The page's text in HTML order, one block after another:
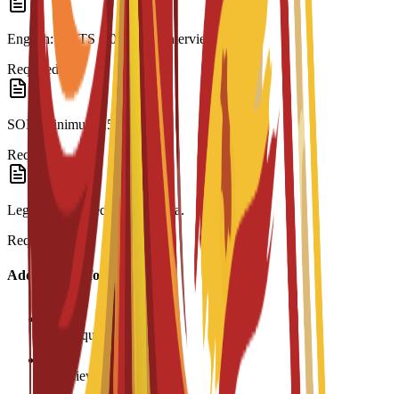
English: IELTS 6.0 or C3S interview.
Required
SOP: Minimum 250 words.
Required
Legalization: Required for visa.
Required
Additional Information
Age requirement: 18+
Interview required